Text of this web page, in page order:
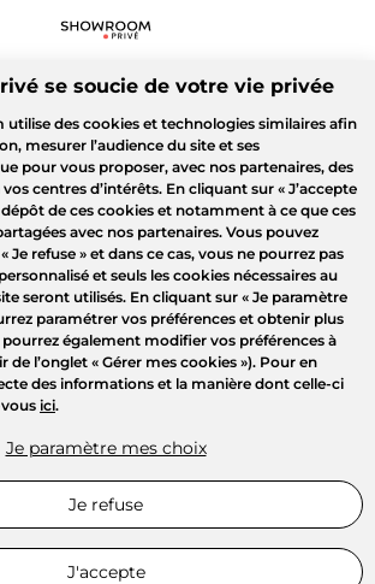
se soucie de votre vie privée
des cookies et technologies similaires afin
mesurer l’audience du site et ses
pour vous proposer, avec nos partenaires, des
centres d’intérêts. En cliquant sur « J’accepte
de ces cookies et notamment à ce que ces
avec nos partenaires. Vous pouvez
« Je refuse » et dans ce cas, vous ne pourrez pas
et seuls les cookies nécessaires au
seront utilisés. En cliquant sur « Je paramètre
paramétrer vos préférences et obtenir plus
également modifier vos préférences à
l’onglet « Gérer mes cookies »). Pour en
des informations et la manière dont celle-ci
ici.
Je paramètre mes choix
Je refuse
J'accepte